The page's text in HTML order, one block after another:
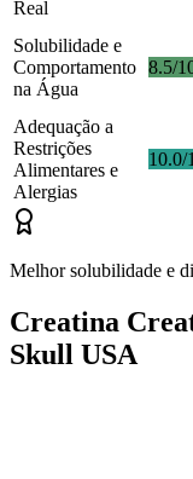
Real
Solubilidade e
Comportamento
na Água
8.5/
Adequação a
Restrições
Alimentares e
Alergias
10.0/
Melhor solubilidade e
Creatina
Skull USA